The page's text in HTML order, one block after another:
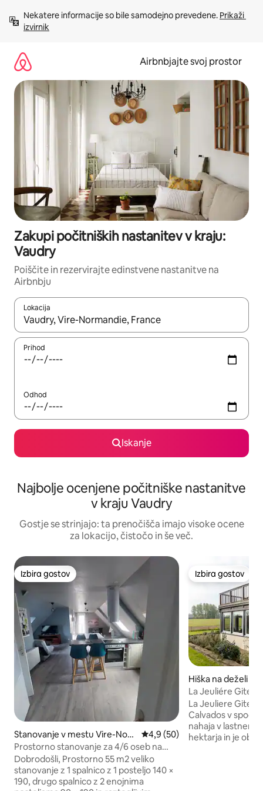
vsebino
Nekatere informacije so bile samodejno prevedene. Prikaži
izvirnik
Airbnbjajte svoj prostor
Zakupi počitniških nastanitev v kraju:
Vaudry
Poiščite in rezervirajte edinstvene nastanitve na
Airbnbju
Lokacija
Ko so rezultati na voljo, krmarite s puščičnima tipkama gor in
Prihod
Odhod
Iskanje
Najbolje ocenjene počitniške nastanitve
v kraju Vaudry
Gostje se strinjajo: ta prenočišča imajo visoke ocene
za lokacijo, čistočo in še več.
Izbira gostov
Izbira gostov
Stanovanje v mestu Vire-Nor
mandie
Povprečna ocena: 4,9 od 5,
4,9 (50)
Prostorno stanovanje za 4/6 oseb na
poslovnem območju
Dobrodošli, Prostorno 55 m2 veliko
stanovanje z 1 spalnico z 1 posteljo 140 ×
190, drugo spalnico z 2 enojnima
Izbira gostov
Izbira gostov
Hiška na deželi v
t-Germain-de-
-Lande-Vaumont
La Jeuliére Gite -
La Jeuliere Gite
Calvados v
nahaja v lastnem
hektarja in je